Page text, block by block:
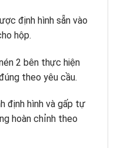
định hình sẵn vào
hộp.
2 bên thực hiện
theo yêu cầu.
định hình và gấp tự
hoàn chỉnh theo